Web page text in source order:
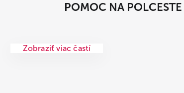
POMOC NA POLCESTE
Zobraziť viac častí